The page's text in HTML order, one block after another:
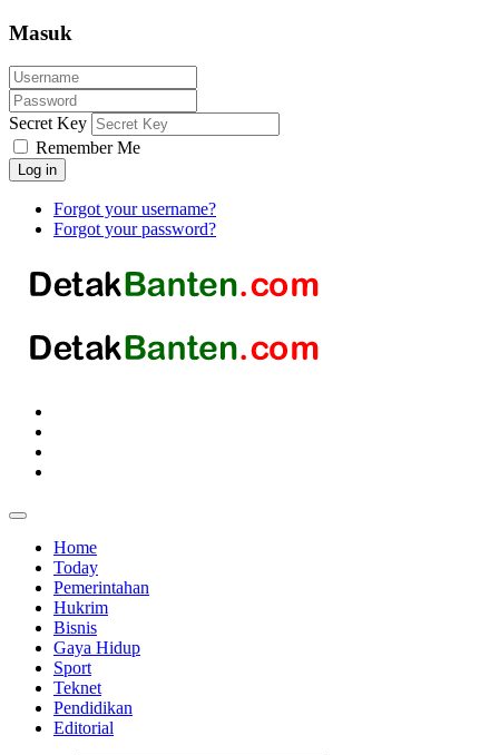
Masuk
Secret Key
Remember Me
Log in
Forgot your username?
Forgot your password?
Home
Today
Pemerintahan
Hukrim
Bisnis
Gaya Hidup
Sport
Teknet
Pendidikan
Editorial